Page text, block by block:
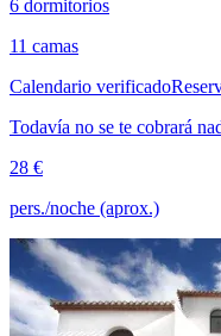
6 dormitorios
11 camas
Calendario verificado
Todavía no se te cobrará
28 €
pers./noche (aprox.)